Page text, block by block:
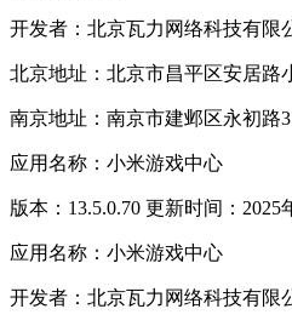
开发者：北京瓦力网络科技有限
北京地址：北京市昌平区安居路
南京地址：南京市建邺区永初路
应用名称：小米游戏中心
版本：13.5.0.70 更新时间：2025
应用名称：小米游戏中心
开发者：北京瓦力网络科技有限